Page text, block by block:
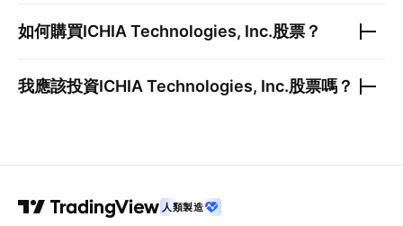
如何購買ICHIA Technologies, Inc.股票？
我應該投資ICHIA Technologies, Inc.股票嗎？
人類製造